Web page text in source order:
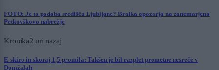
FOTO: Je to podoba središča Ljubljane? Bralka opozarja na zanemarjeno
Petkovškovo nabrežje
Kronika2 uri nazaj
E-skiro in skoraj 1,5 promila: Takšen je bil razplet prometne nesreče v
Domžalah